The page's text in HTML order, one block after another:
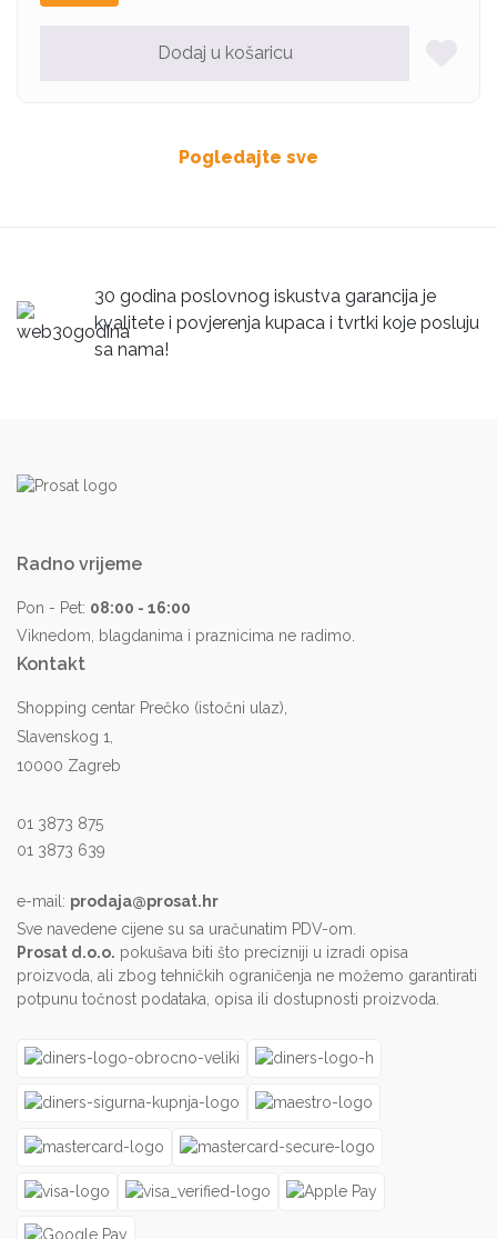
Dodaj u košaricu
Pogledajte sve
30 godina poslovnog iskustva garancija je
kvalitete i povjerenja kupaca i tvrtki koje posluju
sa nama!
Radno vrijeme
Pon - Pet: 08:00 - 16:00
Viknedom, blagdanima i praznicima ne radimo.
Kontakt
Shopping centar Prečko (istočni ulaz),
Slavenskog 1,
10000 Zagreb
01 3873 875
01 3873 639
e-mail: prodaja@prosat.hr
Sve navedene cijene su sa uračunatim PDV-om.
Prosat d.o.o. pokušava biti što precizniji u izradi opisa
proizvoda, ali zbog tehničkih ograničenja ne možemo garantirati
potpunu točnost podataka, opisa ili dostupnosti proizvoda.